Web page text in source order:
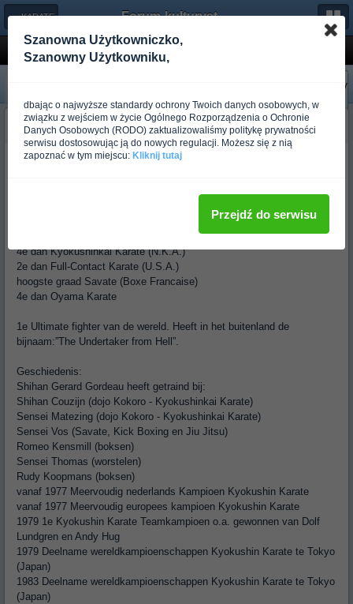
← KARATE Forum-kulturystyka.pl
Sihan Gererd Gordeau nasza duma
Poprzedni
Następny
»
budo_piotrek_123
Ponad rok temu
8e dan Kyokushinkai Karate (Budo-Kaikan)
4e dan Kyokushinkai Karate (N.K.A.)
2e dan Full-Contact Karate (U.S.A.)
hoogste graad Savate (Boxe Francaise)
4e dan Oyama Karate
1e Ultimate fighter van de wereld. Heeft in het buitenland de
bijnaam:”The Undertaker from Hell”.
Geschiedenis:
Shihan Gerard Gordeau heeft getraind bij:
Shihan Couzijn (dojo Kokoro - Kyokushinkai Karate)
Sensei Matezing (dojo Kokoro - Kyokushinkai Karate)
Sensei Vos (Savate, Kick Boxing en Jiu Jitsu)
Romeo Kensmill (boksen)
Sensei Thomas (worstelen)
Rudy Koopmans (boksen)
vanaf 1977 Meervoudig nederlands Kampioen Kyokushin Karate
vanaf 1977 Meervoudig europees kampioen Kyokushin Karate
1979 1e Kyokushin Karate Teamkampioen o.a. gewonnen van Dolf
Lundgren en Andy Hug
1979 Deelname wereldkampioenschappen Kyokushin Karate te Tokyo
(Japan)
1983 Deelname wereldkampioenschappen Kyokushin Karate te Tokyo
(Japan)
Szanowna Użytkowniczko,
Szanowny Użytkowniku,
dbając o najwyższe standardy ochrony Twoich danych osobowych, w
związku z wejściem w życie Ogólnego Rozporządzenia o Ochronie
Danych Osobowych (RODO) zaktualizowaliśmy politykę prywatności
serwisu dostosowując ją do nowych regulacji. Możesz się z nią
zapoznać w tym miejscu: Kliknij tutaj
Przejdź do serwisu